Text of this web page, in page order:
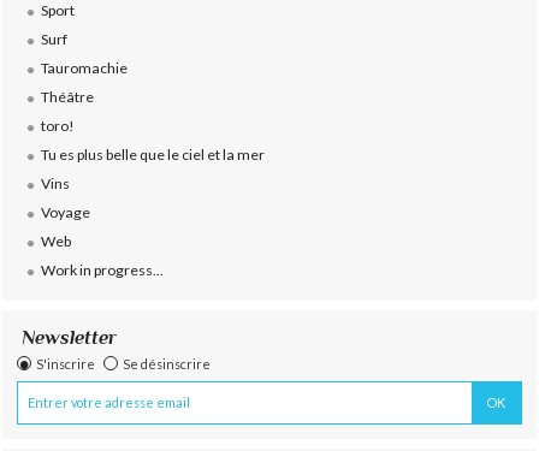
Sport
Surf
Tauromachie
Théâtre
toro!
Tu es plus belle que le ciel et la mer
Vins
Voyage
Web
Work in progress...
Newsletter
S'inscrire Se désinscrire